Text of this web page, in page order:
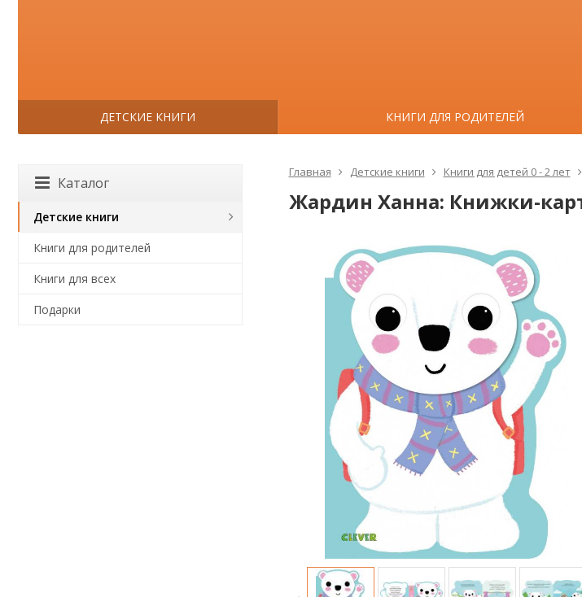
ДЕТСКИЕ КНИГИ КНИГИ ДЛЯ РОДИТЕЛЕЙ
Главная Детские книги Книги для детей 0 - 2 лет
Жардин Ханна: Книжки-
Каталог
Детские книги
Книги для родителей
Книги для всех
Подарки